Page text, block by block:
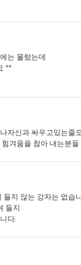
는 몰랐는데
**
자신과 싸우고있는줄
겨움을 참아 내는분
지 않는 강자는 없습
들지
다.